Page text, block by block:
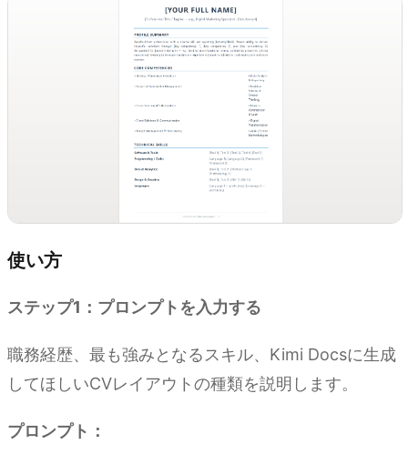
使い方
ステップ1：プロンプトを入力する
職務経歴、最も強みとなるスキル、Kimi Docsに生成
してほしいCVレイアウトの種類を説明します。
プロンプト：